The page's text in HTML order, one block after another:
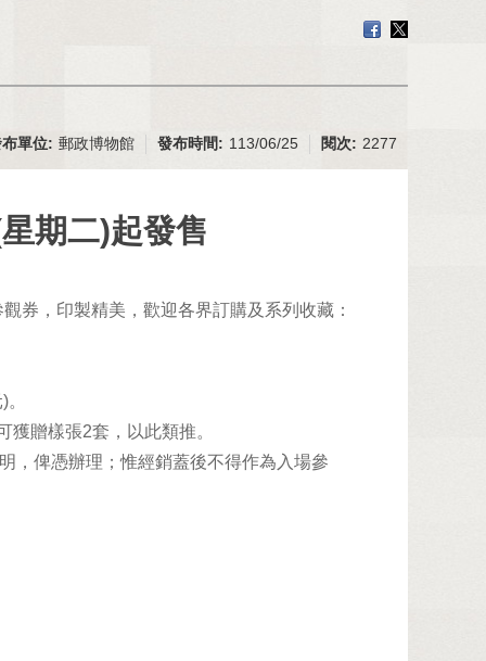
單位: 郵政博物館 發布時間: 113/06/25 閱次: 2277
期二)起發售
券，印製精美，歡迎各界訂購及系列收藏：
贈樣張2套，以此類推。
，俾憑辦理；惟經銷蓋後不得作為入場參